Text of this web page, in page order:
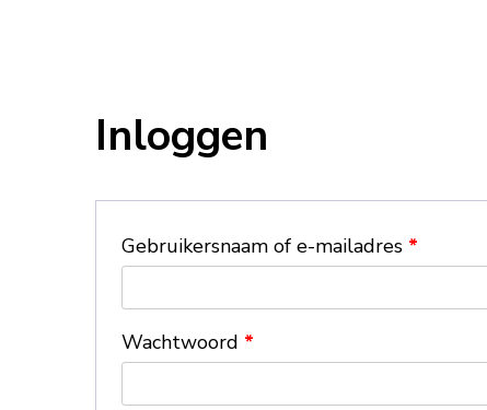
Inloggen
Gebruikersnaam of e-mailadres *
Wachtwoord *